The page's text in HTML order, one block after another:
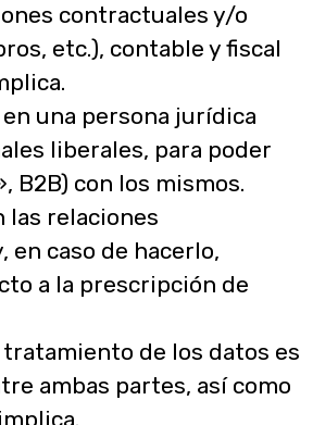
contractuales y/o
etc.), contable y fiscal
una persona jurídica
liberales, para poder
con los mismos.
las relaciones
caso de hacerlo,
a la prescripción de
tratamiento de los datos es
ambas partes, así como